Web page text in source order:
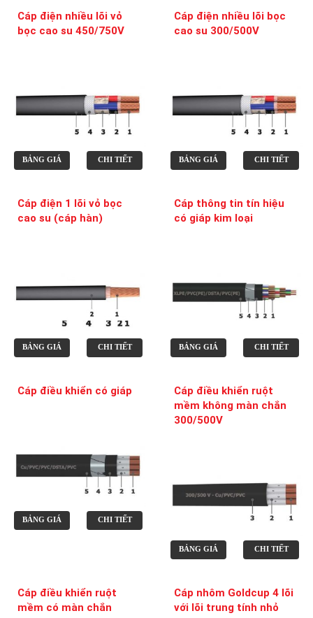
Cáp điện nhiều lõi vỏ
bọc cao su 450/750V
BẢNG GIÁ CHI TIẾT
Cáp điện nhiều lõi bọc
cao su 300/500V
BẢNG GIÁ CHI TIẾT
Cáp điện 1 lõi vỏ bọc
cao su (cáp hàn)
BẢNG GIÁ CHI TIẾT
Cáp thông tin tín hiệu
có giáp kim loại
BẢNG GIÁ CHI TIẾT
Cáp điều khiển có giáp
BẢNG GIÁ CHI TIẾT
Cáp điều khiển ruột
mềm không màn chắn
300/500V
BẢNG GIÁ CHI TIẾT
Cáp điều khiển ruột
mềm có màn chắn
Cáp nhôm Goldcup 4 lõi
với lõi trung tính nhỏ